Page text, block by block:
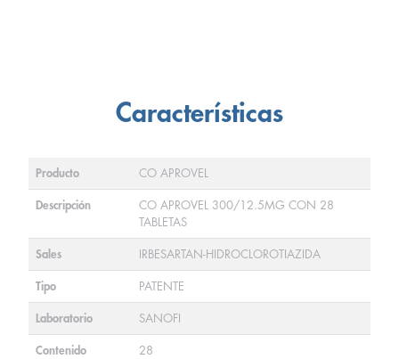
Características
Producto CO APROVEL
Descripción
CO APROVEL 300/12.5MG CON 28
TABLETAS
Sales IRBESARTAN-HIDROCLOROTIAZIDA
Tipo PATENTE
Laboratorio SANOFI
Contenido 28